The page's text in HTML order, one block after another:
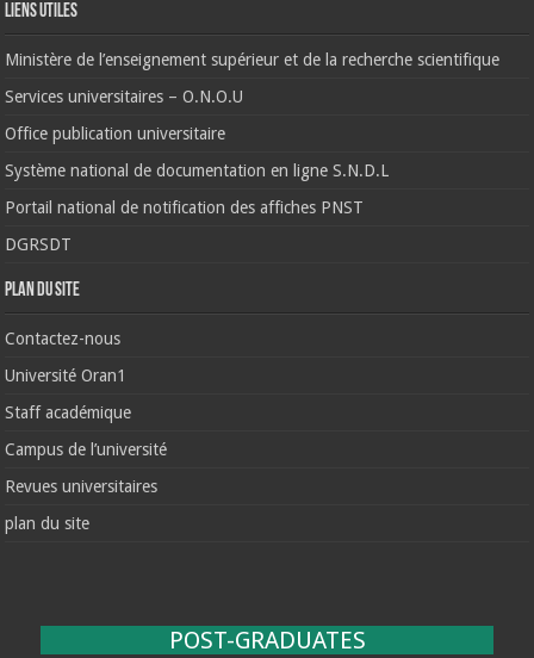
Liens Utiles
Ministère de l’enseignement supérieur et de la recherche scientifique
Services universitaires – O.N.O.U
Office publication universitaire
Système national de documentation en ligne S.N.D.L
Portail national de notification des affiches PNST
DGRSDT
Plan du site
Contactez-nous
Université Oran1
Staff académique
Campus de l’université
Revues universitaires
plan du site
POST-GRADUATES